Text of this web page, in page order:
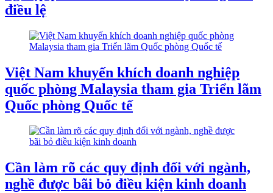
điều lệ
Việt Nam khuyến khích doanh nghiệp
quốc phòng Malaysia tham gia Triển lãm
Quốc phòng Quốc tế
Cần làm rõ các quy định đối với ngành,
nghề được bãi bỏ điều kiện kinh doanh